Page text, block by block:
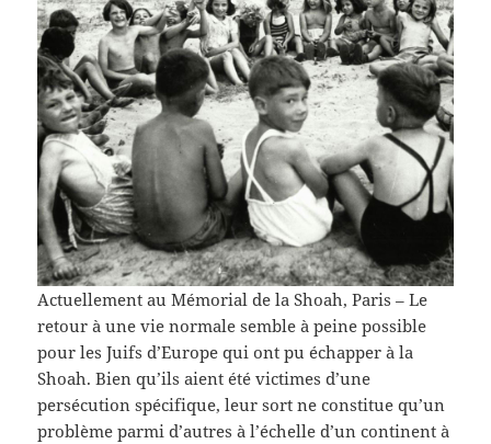
Actuellement au Mémorial de la Shoah, Paris –Le
retour à une vie normale semble à peine possible
pour les Juifs d’Europe qui ont pu échapper à la
Shoah. Bien qu’ils aient été victimes d’une
persécution spécifique, leur sort ne constitue qu’un
problème parmi d’autres à l’échelle d’un continent à